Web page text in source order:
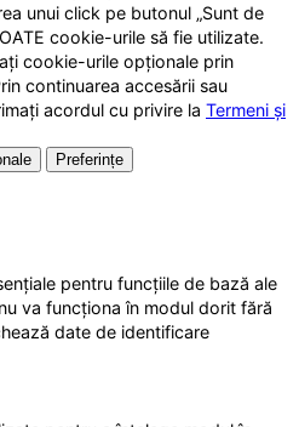
unui click pe butonul „Sunt de
cookie-urile să fie utilizate.
cookie-urile opționale prin
continuarea accesării sau
acordul cu privire la Termeni și
Preferințe
pentru funcțiile de bază ale
va funcționa în modul dorit fără
date de identificare